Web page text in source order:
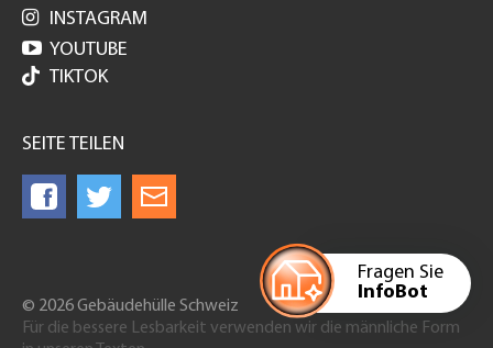
Fragen Sie
InfoBot
 INSTAGRAM
 YOUTUBE
TIKTOK
SEITE TEILEN
© 2026 Gebäudehülle Schweiz
Für die bessere Lesbarkeit verwenden wir die männliche Form